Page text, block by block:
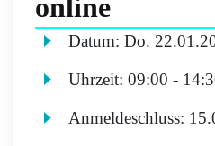
online
Datum:Do.
Uhrzeit:09:00 -
Anmeldeschluss: